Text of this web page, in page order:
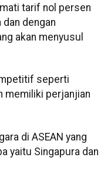
tarif nol persen
dan dengan
akan menyusul
seperti
memiliki perjanjian
di ASEAN yang
yaitu Singapura dan